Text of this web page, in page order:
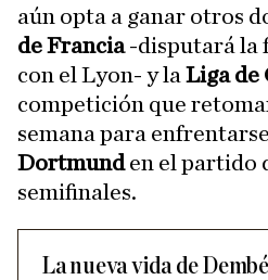
aún opta a ganar otros
de Francia-disputará la
con el Lyon- y la Liga de
competición que
semana para
Dortmunden el partido
semifinales.
La nueva vida de